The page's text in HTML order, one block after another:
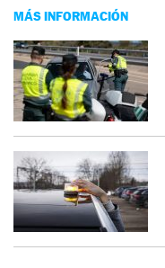
MÁS INFORMACIÓN